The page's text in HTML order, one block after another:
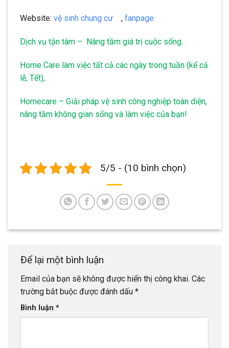
Website: vệ sinh chung cư , fanpage
Dịch vụ tận tâm – Nâng tầm giá trị cuộc sống.
Home Care làm việc tất cả các ngày trong tuần (kể cả
lễ, Tết),
Homecare – Giải pháp vệ sinh công nghiệp toàn diện,
nâng tầm không gian sống và làm việc của bạn!
5/5 - (10 bình chọn)
Để lại một bình luận
Email của bạn sẽ không được hiển thị công khai. Các
trường bắt buộc được đánh dấu *
Bình luận *